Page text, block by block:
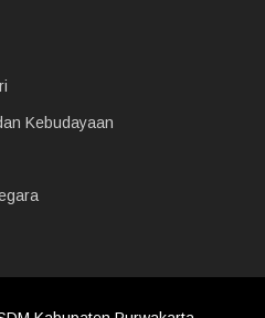
Kebudayaan